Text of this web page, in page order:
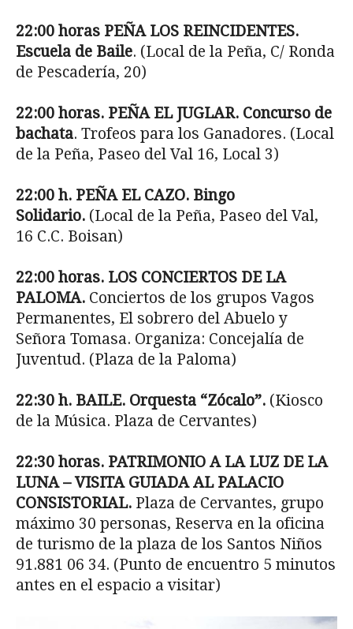
22:00 horas PEÑA LOS REINCIDENTES.
Escuela de Baile. (Local de la Peña, C/ Ronda
de Pescadería, 20)
22:00 horas. PEÑA EL JUGLAR. Concurso de
bachata. Trofeos para los Ganadores. (Local
de la Peña, Paseo del Val 16, Local 3)
22:00 h. PEÑA EL CAZO. Bingo
Solidario. (Local de la Peña, Paseo del Val,
16 C.C. Boisan)
22:00 horas. LOS CONCIERTOS DE LA
PALOMA. Conciertos de los grupos Vagos
Permanentes, El sobrero del Abuelo y
Señora Tomasa. Organiza: Concejalía de
Juventud. (Plaza de la Paloma)
22:30 h. BAILE. Orquesta “Zócalo”. (Kiosco
de la Música. Plaza de Cervantes)
22:30 horas. PATRIMONIO A LA LUZ DE LA
LUNA – VISITA GUIADA AL PALACIO
CONSISTORIAL. Plaza de Cervantes, grupo
máximo 30 personas, Reserva en la oficina
de turismo de la plaza de los Santos Niños
91.881 06 34. (Punto de encuentro 5 minutos
antes en el espacio a visitar)